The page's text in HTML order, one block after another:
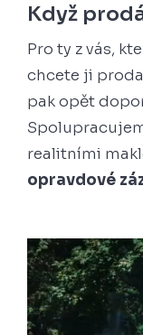
Když
Pro ty z vás,
chcete ji
pak opět
realitními
opravdové